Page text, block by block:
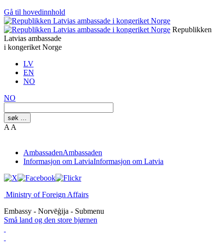
Gå til hovedinnhold
Republikken
Latvias ambassade
i kongeriket Norge
LV
EN
NO
NO
søk …
A A
AmbassadenAmbassaden
Informasjon om LatviaInformasjon om Latvia
Ministry of Foreign Affairs
Embassy - Norvēģija - Submenu
Små land og den store bjørnen